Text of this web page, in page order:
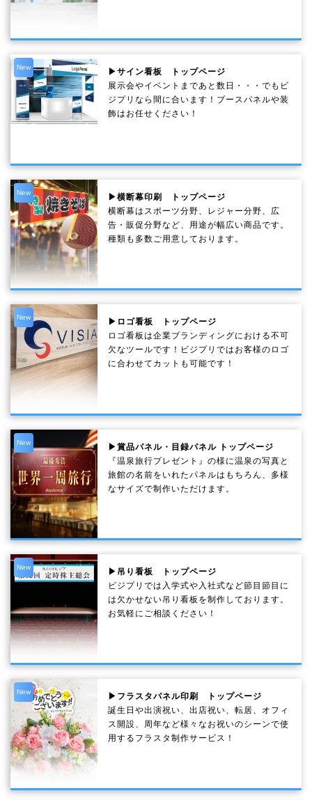
New
▶サイン看板 トップページ
展示会やイベントまであと数日・・・でもビ
ジプリなら間に合います！ブースパネルや装
飾はお任せください！
New
▶横断幕印刷 トップページ
横断幕はスポーツ分野、レジャー分野、広
告・販促分野など、用途が幅広い商品です。
種類も多数ご用意しております。
New
▶ロゴ看板 トップページ
ロゴ看板は企業ブランディングにおける不可
欠なツールです！ビジプリではお客様のロゴ
に合わせてカットも可能です！
New
▶賞品パネル・目録パネル トップページ
『温泉旅行プレゼント』の様に温泉の写真と
旅館の名前をいれたパネルはもちろん、多様
なサイズで制作いただけます。
New
▶吊り看板 トップページ
ビジプリでは入学式や入社式など節目節目に
は欠かせない吊り看板を制作しております。
お気軽にご相談ください！
New
▶フラスタパネル印刷 トップページ
誕生日や出演祝い、出店祝い、転居、オフィ
ス開設、周年など様々なお祝いのシーンで使
用するフラスタ制作サービス！